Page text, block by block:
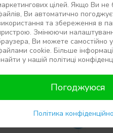
цілей. Якщо Ви не
Ви автоматично
та збереження в
Змінюючи
Ви можете самостійно
cookie. Більше
у нашій політиці
Погоджуюся
Політика